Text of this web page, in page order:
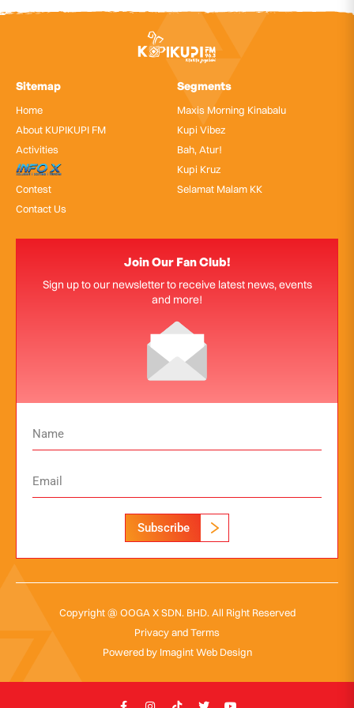
Sitemap
Home
About KUPIKUPI FM
Activities
InfoX
Contest
Contact Us
Segments
Maxis Morning Kinabalu
Kupi Vibez
Bah, Atur!
Kupi Kruz
Selamat Malam KK
Join Our Fan Club!
Sign up to our newsletter to receive latest news, events
and more!
Subscribe
Copyright @ OOGA X SDN. BHD. All Right Reserved
Privacy and Terms
Powered by Imagint Web Design